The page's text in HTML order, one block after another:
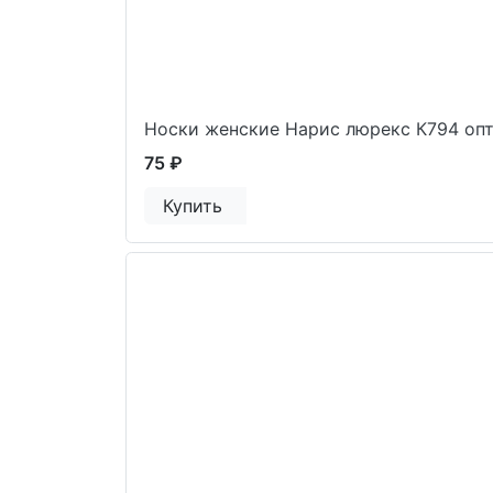
Носки женские Нарис люрекс К794
75 ₽
Купить